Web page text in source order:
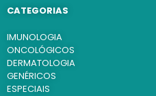
CATEGORIAS
IMUNOLOGIA
ONCOLÓGICOS
DERMATOLOGIA
GENÉRICOS
ESPECIAIS